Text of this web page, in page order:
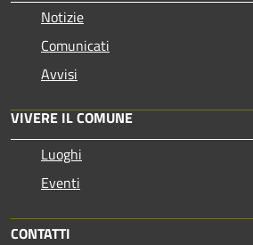
Notizie
Comunicati
Avvisi
VIVERE IL COMUNE
Luoghi
Eventi
CONTATTI